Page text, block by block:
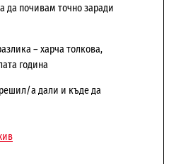
да почивам точно заради
– харча толкова,
година
а дали и къде да